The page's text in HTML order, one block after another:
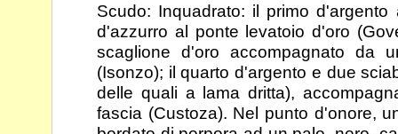
Scudo: Inquadrato: il primo
d'azzurro al ponte levatoio d'oro
scaglione d'oro accompagnato da
(Isonzo); il quarto d'argento e due
delle quali a lama dritta),
fascia (Custoza). Nel punto d'onore,